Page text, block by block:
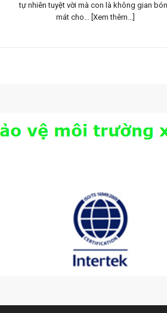
tự nhiên tuyệt vời mà con là không gian
mát cho... [Xem thêm...]